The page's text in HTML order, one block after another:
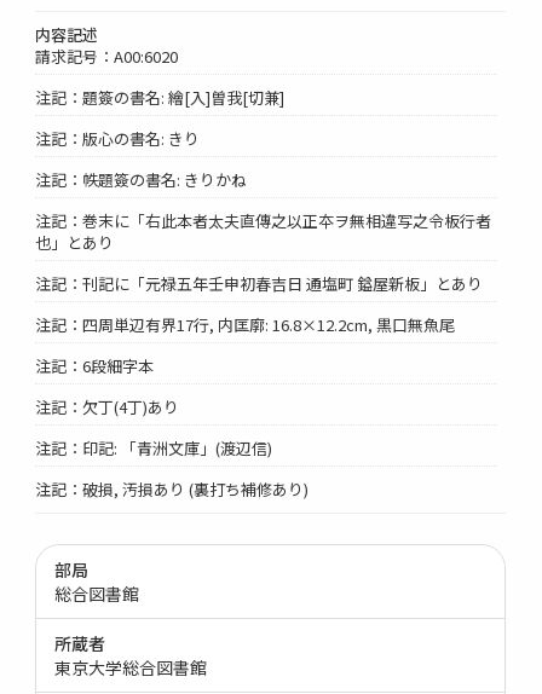
内容記述
請求記号：A00:6020
注記：題簽の書名: 繪[入]曽我[切兼]
注記：版心の書名: きり
注記：帙題簽の書名: きりかね
注記：巻末に「右此本者太夫直傳之以正夲ヲ無相違写之令板行者
也」とあり
注記：刊記に「元禄五年壬申初春吉日 通塩町 鎰屋新板」とあり
注記：四周単辺有界17行, 内匡廓: 16.8×12.2cm, 黒口無魚尾
注記：6段細字本
注記：欠丁(4丁)あり
注記：印記: 「青洲文庫」(渡辺信)
注記：破損, 汚損あり (裏打ち補修あり)
部局
総合図書館
所蔵者
東京大学総合図書館